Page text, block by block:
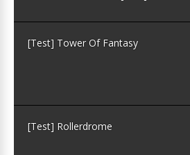
[Test] Tower Of Fantasy
[Test] Rollerdrome